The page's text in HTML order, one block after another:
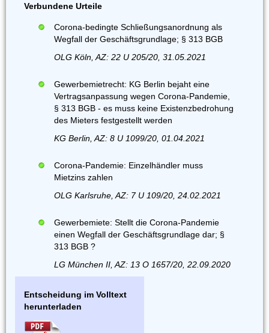
Verbundene Urteile
Corona-bedingte Schließungsanordnung als
Wegfall der Geschäftsgrundlage; § 313 BGB
OLG Köln, AZ: 22 U 205/20, 31.05.2021
Gewerbemietrecht: KG Berlin bejaht eine
Vertragsanpassung wegen Corona-Pandemie,
§ 313 BGB - es muss keine Existenzbedrohung
des Mieters festgestellt werden
KG Berlin, AZ: 8 U 1099/20, 01.04.2021
Corona-Pandemie: Einzelhändler muss
Mietzins zahlen
OLG Karlsruhe, AZ: 7 U 109/20, 24.02.2021
Gewerbemiete: Stellt die Corona-Pandemie
einen Wegfall der Geschäftsgrundlage dar; §
313 BGB ?
LG München II, AZ: 13 O 1657/20, 22.09.2020
Entscheidung im Volltext
herunterladen